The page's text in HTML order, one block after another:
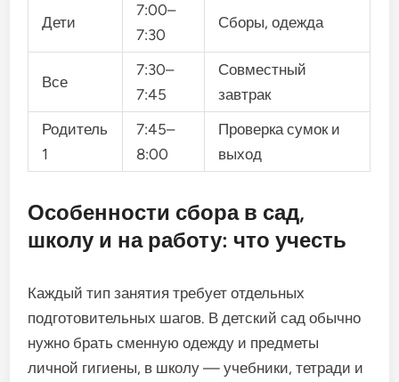
Дети
7:00–
7:30
Сборы, одежда
Все
7:30–
7:45
Совместный
завтрак
Родитель
1
7:45–
8:00
Проверка сумок и
выход
Особенности сбора в сад,
школу и на работу: что учесть
Каждый тип занятия требует отдельных
подготовительных шагов. В детский сад обычно
нужно брать сменную одежду и предметы
личной гигиены, в школу — учебники, тетради и